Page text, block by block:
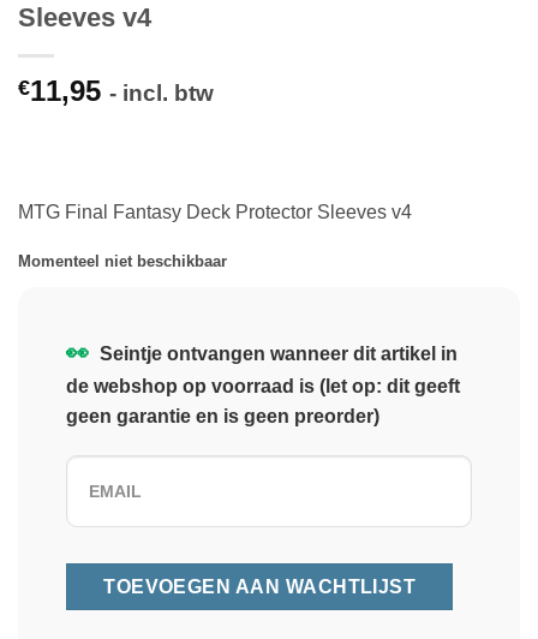
Sleeves v4
€11,95 - incl. btw
MTG Final Fantasy Deck Protector Sleeves v4
Momenteel niet beschikbaar
👀 Seintje ontvangen wanneer dit artikel in
de webshop op voorraad is (let op: dit geeft
geen garantie en is geen preorder)